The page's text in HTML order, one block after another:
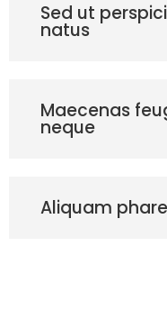
Sed ut
natus
Maecenas
neque
Aliquam